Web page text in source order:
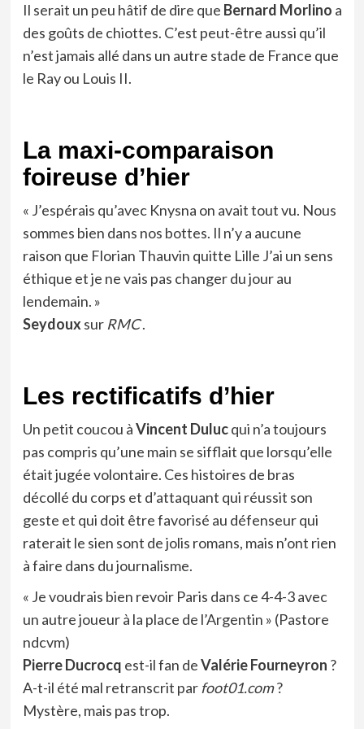
Il serait un peu hâtif de dire que Bernard Morlino a
des goûts de chiottes. C’est peut-être aussi qu’il
n’est jamais allé dans un autre stade de France que
le Ray ou Louis II.
La maxi-comparaison
foireuse d’hier
« J’espérais qu’avec Knysna on avait tout vu. Nous
sommes bien dans nos bottes. Il n’y a aucune
raison que Florian Thauvin quitte Lille J’ai un sens
éthique et je ne vais pas changer du jour au
lendemain. »
Seydoux sur RMC.
Les rectificatifs d’hier
Un petit coucou àVincent Dulucqui n’a toujours
pas compris qu’une main se sifflait que lorsqu’elle
était jugée volontaire. Ces histoires de bras
décollé du corps et d’attaquant qui réussit son
geste et qui doit être favorisé au défenseur qui
raterait le sien sont de jolis romans, mais n’ont rien
à faire dans du journalisme.
« Je voudrais bien revoir Paris dans ce 4-4-3 avec
un autre joueur à la place de l’Argentin » (Pastore
ndcvm)
Pierre Ducrocq est-il fan deValérie Fourneyron ?
A-t-il été mal retranscrit par foot01.com?
Mystère, mais pas trop.